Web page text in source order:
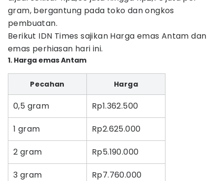
gram, bergantung pada toko dan ongkos
pembuatan.
Berikut IDN Times sajikan Harga emas Antam dan
emas perhiasan hari ini.
1. Harga emas Antam
Pecahan Harga
0,5 gram Rp1.362.500
1 gram Rp2.625.000
2 gram Rp5.190.000
3 gram Rp7.760.000